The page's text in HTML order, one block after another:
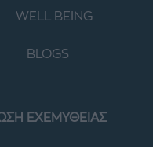
WELL BEING
BLOGS
ΕΧΕΜΥΘΕΙΑΣ